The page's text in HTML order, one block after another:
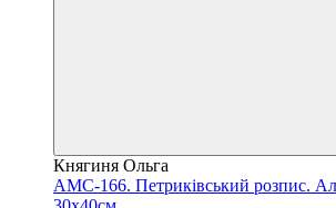
Княгиня Ольга
АМС-166. Петриківський розпис.